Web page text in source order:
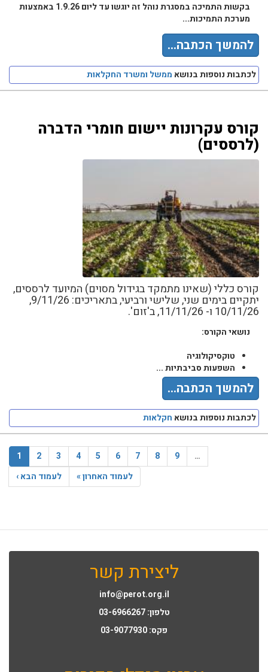
בקשות התמיכה במסגרת נוהל זה יוגשו עד ליום 1.9.26 באמצעות
מערכת התמיכות...
להמשך הכתבה...
לכתבות נוספות בנושא ממשל ומשרד החקלאות
קורס עקרונות יישום חומרי הדברה
(לרססים)
קורס כללי (שאינו מתמקד בגידול מסוים) המיועד לרססים,
יתקיים בימים שני, שלישי ורביעי, בתאריכים: 9/11/26,
10/11/26 ו- 11/11/26, ב'זום'.
נושאי הקורס:
טוקסיקולוגיה
השפעות סביבתיות ...
להמשך הכתבה...
לכתבות נוספות בנושא חקלאות
1 2 3 4 5 6 7 8 9
…
לעמוד הבא ›
לעמוד האחרון »
ליצירת קשר
info@perot.org.il
טלפון: 03-6966267
פקס: 03-9077930